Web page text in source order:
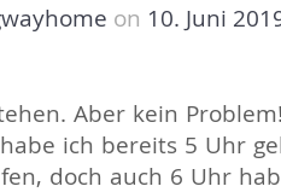
on 10. Juni
Aber kein
ich bereits 5 Uhr
doch auch 6 Uhr